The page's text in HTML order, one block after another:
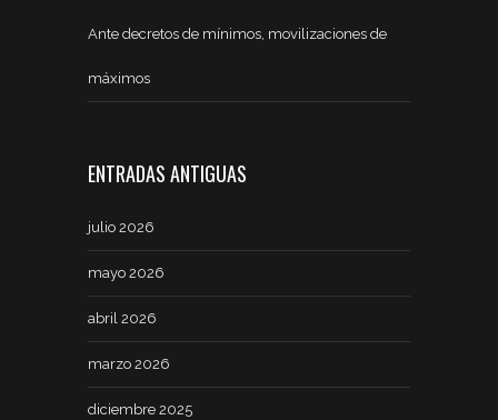
Ante decretos de mínimos, movilizaciones de
máximos
ENTRADAS ANTIGUAS
julio 2026
mayo 2026
abril 2026
marzo 2026
diciembre 2025